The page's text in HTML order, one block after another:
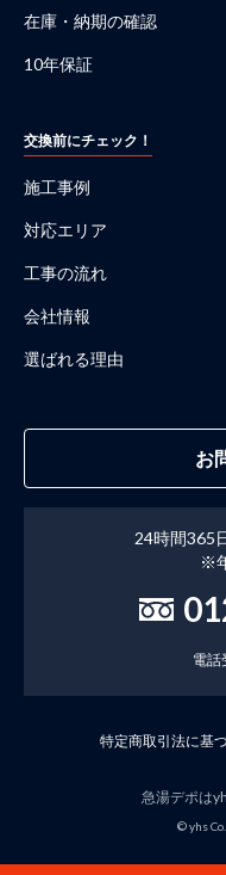
在庫・納期の確認
10年保証
交換前にチェック！
施工事例
対応エリア
工事の流れ
会社情報
選ばれる理由
お
24時間365
※
電話
特定商取引法に基
急湯デポは
© yhs